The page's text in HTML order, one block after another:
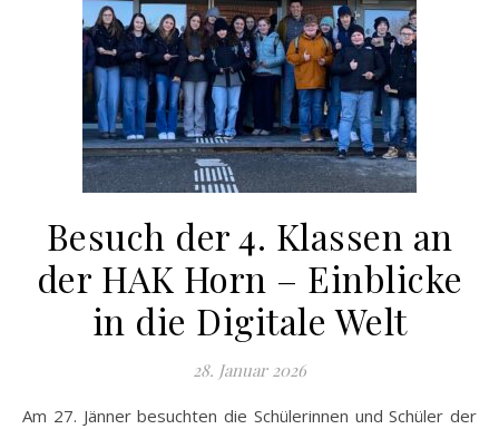
Besuch der 4. Klassen an
der HAK Horn – Einblicke
in die Digitale Welt
28. Januar 2026
Am 27. Jänner besuchten die Schülerinnen und Schüler der